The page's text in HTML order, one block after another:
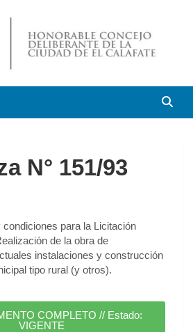
de El Calafate
N° 151/93
para la Licitación
de la obra de
instalaciones y construcción
tipo rural (y otros).
COMPLETO // Estado:
VIGENTE